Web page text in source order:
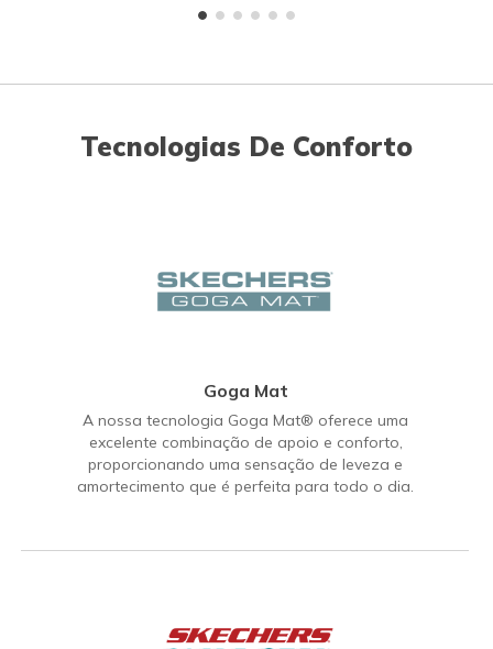
Tecnologias De Conforto
Goga Mat
A nossa tecnologia Goga Mat® oferece uma
excelente combinação de apoio e conforto,
proporcionando uma sensação de leveza e
amortecimento que é perfeita para todo o dia.